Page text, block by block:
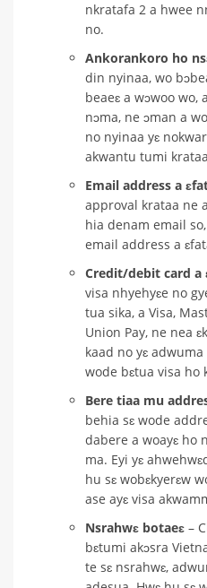
nkratafa 2 a hwee
no.
Ankorankoro ho
din nyinaa, wo
beaeɛ a wɔwoo
nɔma, ne ɔman a
no nyinaa yɛ
akwantu tumi
Email address a
approval krataa ne
hia denam email
email address a
Credit/debit card a
visa nhyehyɛe no
tua sika, a Visa,
Union Pay, ne nea
kaad no yɛ adwuma
wode bɛtua visa ho
Bere tiaa mu
behia sɛ wode
dabere a woayɛ ho
ma. Eyi yɛ
hu sɛ wobɛkyerɛw
ase ayɛ visa
Nsrahwɛ botaeɛ –
bɛtumi akɔsra
te sɛ nsrahwɛ,